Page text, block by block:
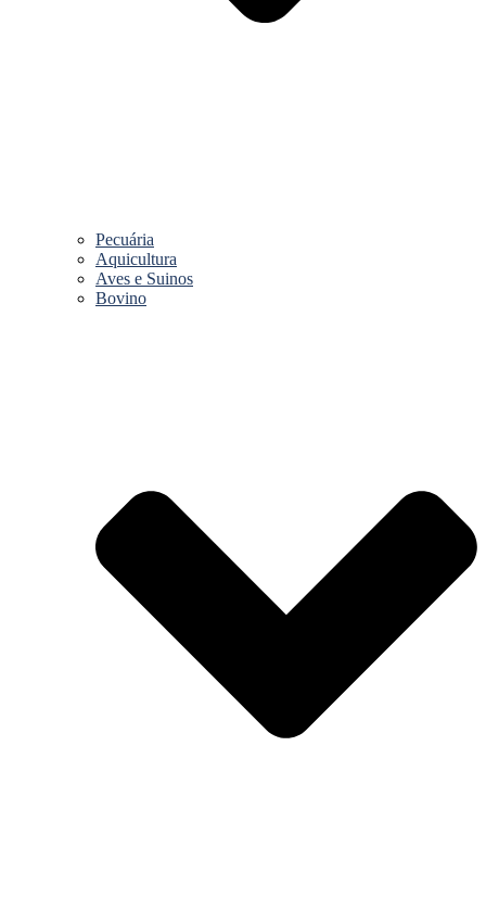
Pecuária
Aquicultura
Aves e Suinos
Bovino